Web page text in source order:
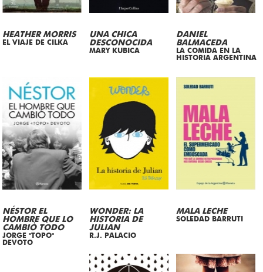
HEATHER MORRIS
EL VIAJE DE CILKA
UNA CHICA
DESCONOCIDA
MARY KUBICA
DANIEL
BALMACEDA
LA COMIDA EN LA
HISTORIA ARGENTINA
NÉSTOR EL
HOMBRE QUE LO
CAMBIÒ TODO
JORGE "TOPO"
DEVOTO
WONDER: LA
HISTORIA DE
JULIAN
R.J. PALACIO
MALA LECHE
SOLEDAD BARRUTI